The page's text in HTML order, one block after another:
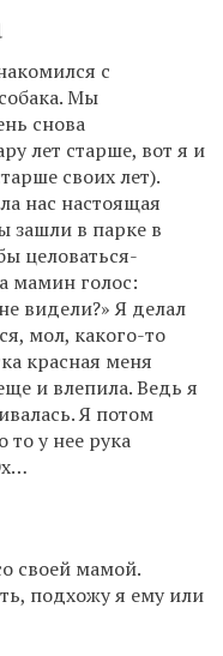
с
Мы
снова
лет старше, вот я и
своих лет).
нас настоящая
зашли в парке в
целоваться-
мамин голос:
видели?» Я делал
мол, какого-то
красная меня
и влепила. Ведь я
Я потом
то у нее рука
своей мамой.
подхожу я ему или